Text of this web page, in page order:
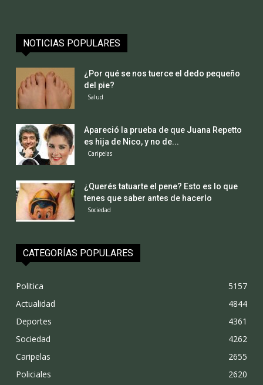
NOTICIAS POPULARES
¿Por qué se nos tuerce el dedo pequeño
del pie?
Salud
Apareció la prueba de que Juana Repetto
es hija de Nico, y no de...
Caripelas
¿Querés tatuarte el pene? Esto es lo que
tenes que saber antes de hacerlo
Sociedad
CATEGORÍAS POPULARES
Politica
5157
Actualidad
4844
Deportes
4361
Sociedad
4262
Caripelas
2655
Policiales
2620